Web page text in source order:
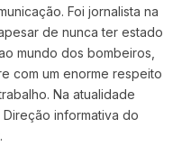
Foi jornalista na
de nunca ter estado
mundo dos bombeiros,
com um enorme respeito
Na atualidade
informativa do